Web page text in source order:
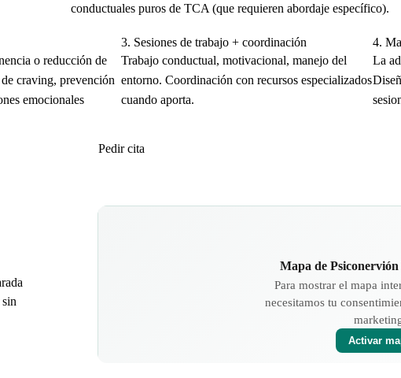
conductuales puros de TCA (que requieren abordaje específico).
o reducción de
craving, prevención
emocionales
3. Sesiones de trabajo + coordinación
Trabajo conductual, motivacional, manejo del
entorno. Coordinación con recursos especializados
cuando aporta.
4.
La
Pedir cita
Mapa de
Para mostrar el mapa
necesitamos tu
Activar